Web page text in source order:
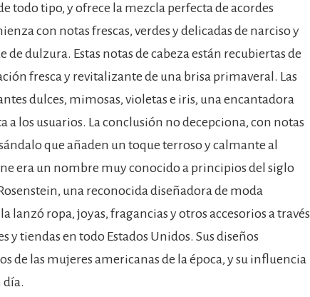
todo tipo, y ofrece la mezcla perfecta de acordes
con notas frescas, verdes y delicadas de narciso y
dulzura. Estas notas de cabeza están recubiertas de
fresca y revitalizante de una brisa primaveral. Las
dulces, mimosas, violetas e iris, una encantadora
a los usuarios. La conclusión no decepciona, con notas
que añaden un toque terroso y calmante al
era un nombre muy conocido a principios del siglo
una reconocida diseñadora de moda
lanzó ropa, joyas, fragancias y otros accesorios a través
y tiendas en todo Estados Unidos. Sus diseños
de las mujeres americanas de la época, y su influencia
día.